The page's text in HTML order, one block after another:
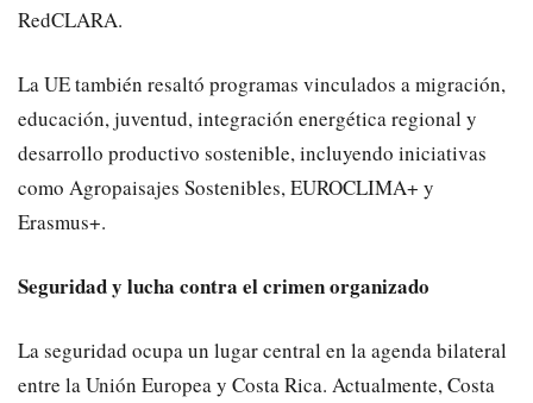
RedCLARA.
La UE también resaltó programas vinculados a migración,
educación, juventud, integración energética regional y
desarrollo productivo sostenible, incluyendo iniciativas
como Agropaisajes Sostenibles, EUROCLIMA+ y
Erasmus+.
Seguridad y lucha contra el crimen organizado
La seguridad ocupa un lugar central en la agenda bilateral
entre la Unión Europea y Costa Rica. Actualmente, Costa